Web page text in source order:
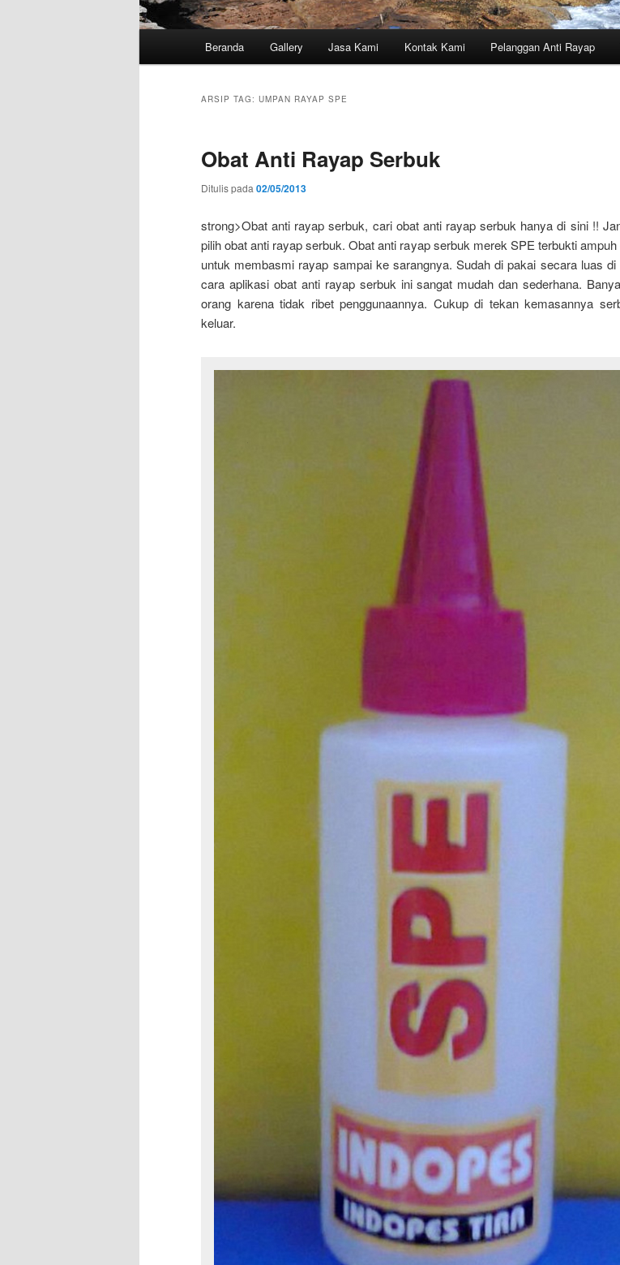
Beranda Gallery Jasa Kami Kontak Kami Pelanggan Anti Rayap
ARSIP TAG: UMPAN RAYAP SPE
Obat Anti Rayap Serbuk
Ditulis pada 02/05/2013
strong>Obat anti rayap serbuk, cari obat anti rayap serbuk hanya di sini !!
pilih obat anti rayap serbuk. Obat anti rayap serbuk merek SPE terbukti
untuk membasmi rayap sampai ke sarangnya. Sudah di pakai secara luas di
cara aplikasi obat anti rayap serbuk ini sangat mudah dan sederhana.
orang karena tidak ribet penggunaannya. Cukup di tekan kemasannya
keluar.